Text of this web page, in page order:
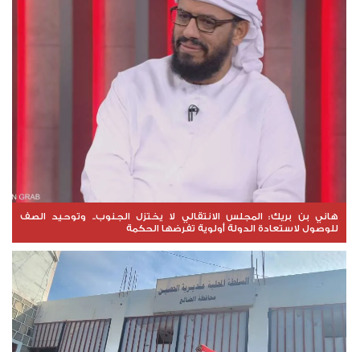
هاني بن بريك: المجلس الانتقالي لا يختزل الجنوب.. وتوحيد الصف
للوصول لاستعادة الدولة أولوية تفرضها الحكمة